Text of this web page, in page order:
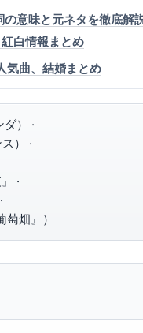
意味と元ネタを徹底解
白情報まとめ
気曲、結婚まとめ
） ·
） ·
·
畑』）